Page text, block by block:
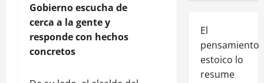
Gobierno escucha de
cerca a la gente y
responde con hechos
concretos
El
pensamiento
estoico lo
resume